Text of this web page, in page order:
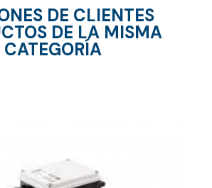
DE CLIENTES
DE LA MISMA
CATEGORÍA